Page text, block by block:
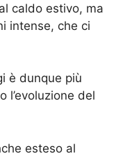
caldo estivo, ma
intense, che ci
è dunque più
l’evoluzione del
esteso al